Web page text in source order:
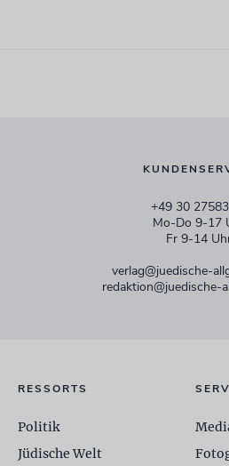
+49 30
Mo-Do 9-17
Fr 9-14
verlag@juedische-
redaktion@juedische-
RESSORTS
Politik
Jüdische Welt